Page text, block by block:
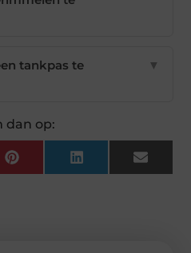
tankpas te
▼
dan op:
Pinterest LinkedIn Email